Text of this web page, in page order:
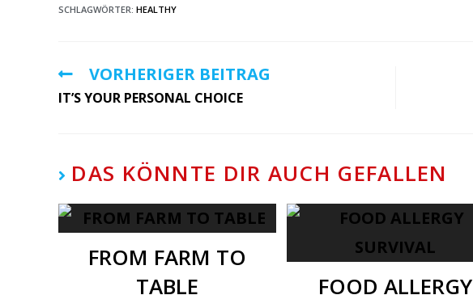
SCHLAGWÖRTER: HEALTHY
VORHERIGER BEITRAG
IT’S YOUR PERSONAL CHOICE
DAS KÖNNTE DIR AUCH GEFALLEN
FROM FARM TO
TABLE
FOOD ALLERGY